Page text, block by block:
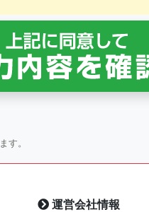
す。
運営会社情報